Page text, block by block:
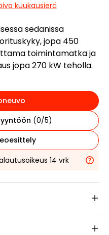
kuukausierä
sedanissa
jopa 450
toimintamatka ja
jopa 270 kW teholla.
(0/5)
14 vrk